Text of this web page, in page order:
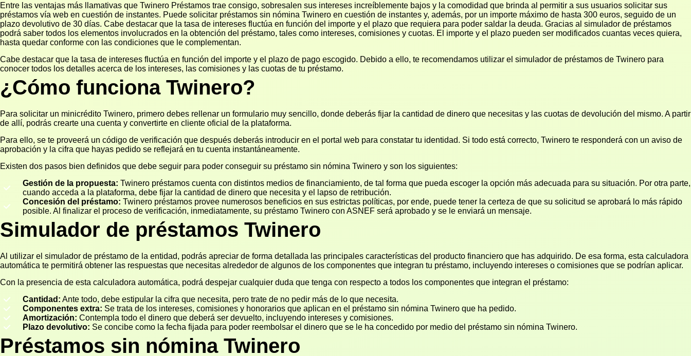
Entre las ventajas más llamativas que Twinero Préstamos trae consigo, sobresalen sus intereses increíblemente bajos y la comodidad que brinda al permitir a sus usuarios solicitar sus
préstamos vía web en cuestión de instantes. Puede solicitar préstamos sin nómina Twinero en cuestión de instantes y, además, por un importe máximo de hasta 300 euros, seguido de un
plazo devolutivo de 30 días. Cabe destacar que la tasa de intereses fluctúa en función del importe y el plazo que requiera para poder saldar la deuda. Gracias al simulador de préstamos
podrá saber todos los elementos involucrados en la obtención del préstamo, tales como intereses, comisiones y cuotas. El importe y el plazo pueden ser modificados cuantas veces quiera,
hasta quedar conforme con las condiciones que le complementan.
Cabe destacar que la tasa de intereses fluctúa en función del importe y el plazo de pago escogido. Debido a ello, te recomendamos utilizar el simulador de préstamos de Twinero para
conocer todos los detalles acerca de los intereses, las comisiones y las cuotas de tu préstamo.
¿Cómo funciona Twinero?
Para solicitar un minicrédito Twinero, primero debes rellenar un formulario muy sencillo, donde deberás fijar la cantidad de dinero que necesitas y las cuotas de devolución del mismo. A partir
de allí, podrás crearte una cuenta y convertirte en cliente oficial de la plataforma.
Para ello, se te proveerá un código de verificación que después deberás introducir en el portal web para constatar tu identidad. Si todo está correcto, Twinero te responderá con un aviso de
aprobación y la cifra que hayas pedido se reflejará en tu cuenta instantáneamente.
Existen dos pasos bien definidos que debe seguir para poder conseguir su préstamo sin nómina Twinero y son los siguientes:
Gestión de la propuesta: Twinero préstamos cuenta con distintos medios de financiamiento, de tal forma que pueda escoger la opción más adecuada para su situación. Por otra parte,
cuando acceda a la plataforma, debe fijar la cantidad de dinero que necesita y el lapso de retribución.
Concesión del préstamo: Twinero préstamos provee numerosos beneficios en sus estrictas políticas, por ende, puede tener la certeza de que su solicitud se aprobará lo más rápido
posible. Al finalizar el proceso de verificación, inmediatamente, su préstamo Twinero con ASNEF será aprobado y se le enviará un mensaje.
Simulador de préstamos Twinero
Al utilizar el simulador de préstamo de la entidad, podrás apreciar de forma detallada las principales características del producto financiero que has adquirido. De esa forma, esta calculadora
automática te permitirá obtener las respuestas que necesitas alrededor de algunos de los componentes que integran tu préstamo, incluyendo intereses o comisiones que se podrían aplicar.
Con la presencia de esta calculadora automática, podrá despejar cualquier duda que tenga con respecto a todos los componentes que integran el préstamo:
Cantidad: Ante todo, debe estipular la cifra que necesita, pero trate de no pedir más de lo que necesita.
Componentes extra: Se trata de los intereses, comisiones y honorarios que aplican en el préstamo sin nómina Twinero que ha pedido.
Amortización: Contempla todo el dinero que deberá ser devuelto, incluyendo intereses y comisiones.
Plazo devolutivo: Se concibe como la fecha fijada para poder reembolsar el dinero que se le ha concedido por medio del préstamo sin nómina Twinero.
Préstamos sin nómina Twinero